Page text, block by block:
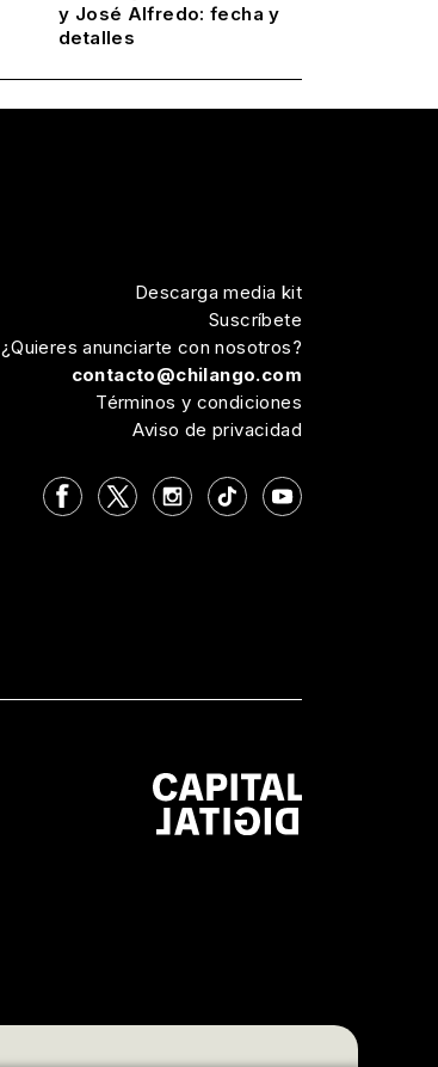
y José Alfredo: fecha y
detalles
Descarga media kit
Suscríbete
¿Quieres anunciarte con nosotros?
contacto@chilango.com
Términos y condiciones
Aviso de privacidad